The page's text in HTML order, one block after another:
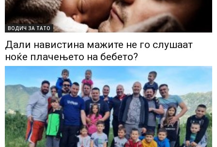
ВОДИЧ ЗА ТАТО
Дали навистина мажите не го слушаат
ноќе плачењето на бебето?